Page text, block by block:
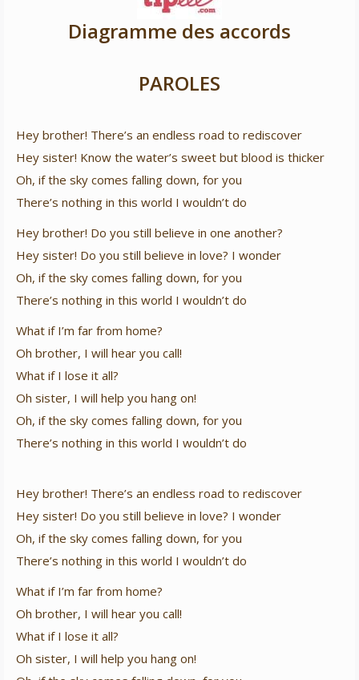
Diagramme des accords
PAROLES
Hey brother! There’s an endless road to rediscover
Hey sister! Know the water’s sweet but blood is thicker
Oh, if the sky comes falling down, for you
There’s nothing in this world I wouldn’t do
Hey brother! Do you still believe in one another?
Hey sister! Do you still believe in love? I wonder
Oh, if the sky comes falling down, for you
There’s nothing in this world I wouldn’t do
What if I’m far from home?
Oh brother, I will hear you call!
What if I lose it all?
Oh sister, I will help you hang on!
Oh, if the sky comes falling down, for you
There’s nothing in this world I wouldn’t do
Hey brother! There’s an endless road to rediscover
Hey sister! Do you still believe in love? I wonder
Oh, if the sky comes falling down, for you
There’s nothing in this world I wouldn’t do
What if I’m far from home?
Oh brother, I will hear you call!
What if I lose it all?
Oh sister, I will help you hang on!